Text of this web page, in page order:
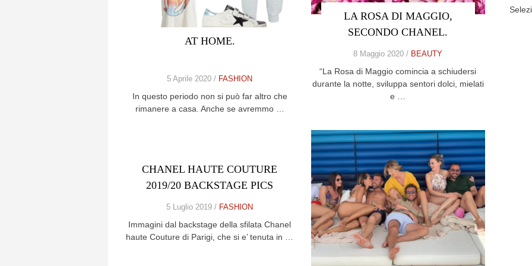
LA ROSA DI MAGGIO,
SECONDO CHANEL.
8 Maggio 2020 / BEAUTY
“La Rosa di Maggio comincia a schiudersi
durante la notte, sviluppa sentori dolci, mielati
e …
AT HOME.
5 Aprile 2020 / FASHION
In questo periodo non si può far altro che
rimanere a casa. Anche se avremmo …
CHANEL HAUTE COUTURE
2019/20 BACKSTAGE PICS
5 Luglio 2019 / FASHION
Immagini dal backstage della sfilata Chanel
haute Couture di Parigi, che si e’ tenuta in …